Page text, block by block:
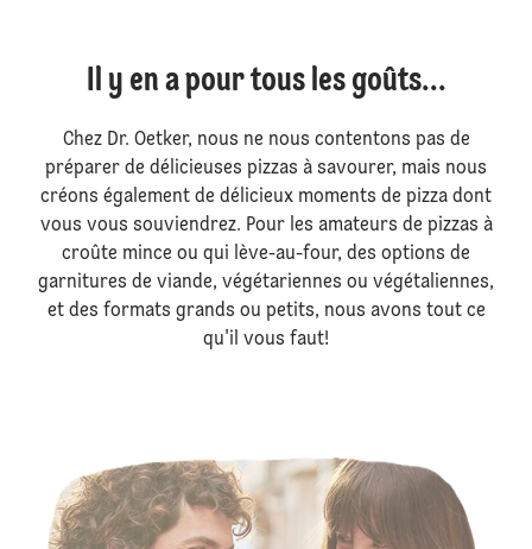
Il y en a pour tous les goûts...
Chez Dr. Oetker, nous ne nous contentons pas de
préparer de délicieuses pizzas à savourer, mais nous
créons également de délicieux moments de pizza dont
vous vous souviendrez. Pour les amateurs de pizzas à
croûte mince ou qui lève-au-four, des options de
garnitures de viande, végétariennes ou végétaliennes,
et des formats grands ou petits, nous avons tout ce
qu'il vous faut!